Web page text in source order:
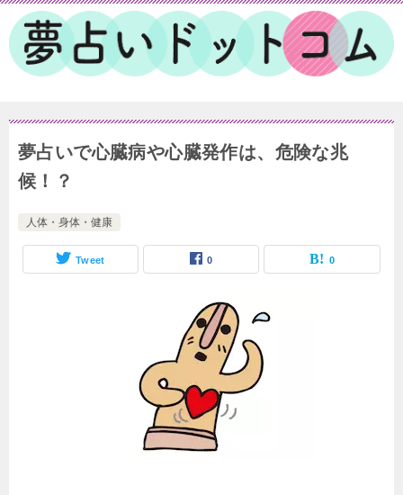
夢占いで心臓病や心臓発作は、危険な兆
候！？
人体・身体・健康
Tweet 0 0